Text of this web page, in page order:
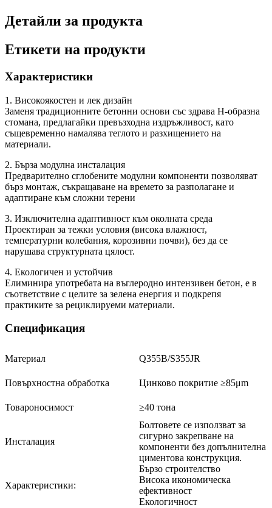
Детайли за продукта
Етикети на продукти
Характеристики
1. Високоякостен и лек дизайн
Заменя традиционните бетонни основи със здрава H-образна
стомана, предлагайки превъзходна издръжливост, като
същевременно намалява теглото и разхищението на
материали.
2. Бърза модулна инсталация
Предварително сглобените модулни компоненти позволяват
бърз монтаж, съкращаване на времето за разполагане и
адаптиране към сложни терени
3. Изключителна адаптивност към околната среда
Проектиран за тежки условия (висока влажност,
температурни колебания, корозивни почви), без да се
нарушава структурната цялост.
4. Екологичен и устойчив
Елиминира употребата на въглеродно интензивен бетон, е в
съответствие с целите за зелена енергия и подкрепя
практиките за рециклируеми материали.
Спецификация
Материал Q355B/S355JR
Повърхностна обработка Цинково покритие ≥85μm
Товароносимост ≥40 тона
Инсталация
Болтовете се използват за
сигурно закрепване на
компоненти без допълнителна
циментова конструкция.
Характеристики:
Бързо строителство
Висока икономическа
ефективност
Екологичност